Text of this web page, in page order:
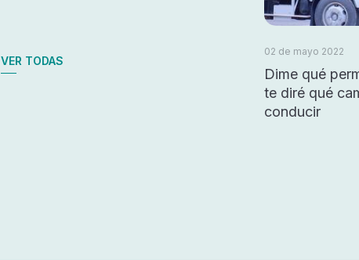
VER TODAS
02 de mayo 2022
Dime qué
te diré qué
conducir